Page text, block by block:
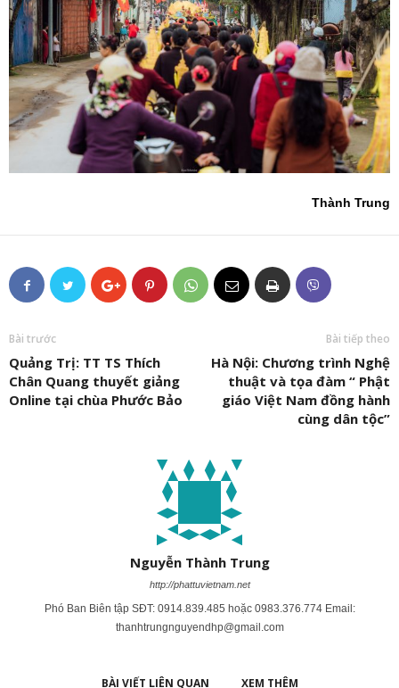
Thành Trung
Bài trước
Quảng Trị: TT TS Thích
Chân Quang thuyết giảng
Online tại chùa Phước Bảo
Bài tiếp theo
Hà Nội: Chương trình Nghệ
thuật và tọa đàm “ Phật
giáo Việt Nam đồng hành
cùng dân tộc”
Nguyễn Thành Trung
http://phattuvietnam.net
Phó Ban Biên tập SĐT: 0914.839.485 hoặc 0983.376.774 Email:
thanhtrungnguyendhp@gmail.com
BÀI VIẾT LIÊN QUAN XEM THÊM